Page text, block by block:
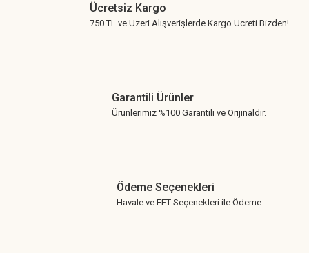
Ücretsiz Kargo
750 TL ve Üzeri Alışverişlerde Kargo Ücreti Bizden!
Garantili Ürünler
Ürünlerimiz %100 Garantili ve Orijinaldir.
Ödeme Seçenekleri
Havale ve EFT Seçenekleri ile Ödeme